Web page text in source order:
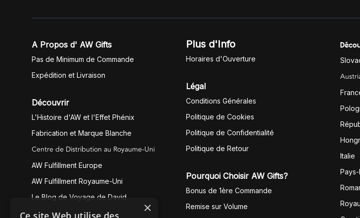
A Propos d' AW Gifts
Pas de Minimum de Commande
Expédition et Livraison
Découvrir
L'Histoire d'AW et l'Effet Phénix
Fabrication et Marque Blanche
Centre de Distribution au Royaume-Uni
AW Fulfillment Europe
AW Fulfillment Royaume-Uni
Le Blog de Voyage de David
Plus d'Info
Horaires d'Ouverture
Légal
Conditions Générales
Politique de Cookies
Politique de Confidentialité
Politique de Retour
Pourquoi Choisir AW Gifts?
Bonus de 1ère Commande
Remise sur Volume
Italie
Pays-
×
Ce site Web utilise des